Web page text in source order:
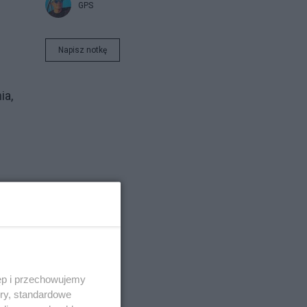
GPS
Napisz notkę
i przechowujemy
standardowe